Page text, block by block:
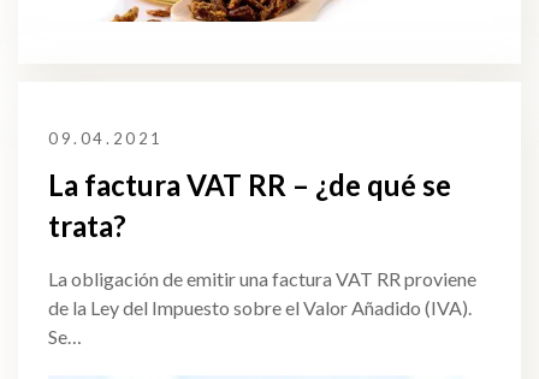
09.04.2021
La factura VAT RR – ¿de qué se
trata?
La obligación de emitir una factura VAT RR proviene
de la Ley del Impuesto sobre el Valor Añadido (IVA).
Se…